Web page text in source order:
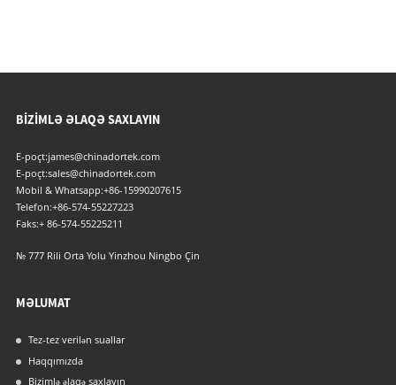
BIZIMLƏ ƏLAQƏ SAXLAYIN
E-poçt:james@chinadortek.com
E-poçt:sales@chinadortek.com
Mobil & Whatsapp:+86-15990207615
Telefon:+86-574-55227223
Faks:+ 86-574-55225211
№ 777 Rili Orta Yolu Yinzhou Ningbo Çin
MƏLUMAT
Tez-tez verilən suallar
Haqqımızda
Bizimlə əlaqə saxlayın